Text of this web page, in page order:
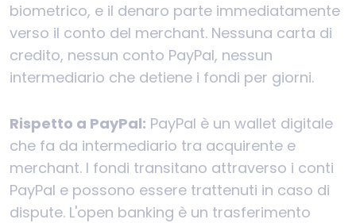
biometrico, e il denaro parte immediatamente
verso il conto del merchant. Nessuna carta di
credito, nessun conto PayPal, nessun
intermediario che detiene i fondi per giorni.
Rispetto a PayPal: PayPal è un wallet digitale
che fa da intermediario tra acquirente e
merchant. I fondi transitano attraverso i conti
PayPal e possono essere trattenuti in caso di
dispute. L'open banking è un trasferimento